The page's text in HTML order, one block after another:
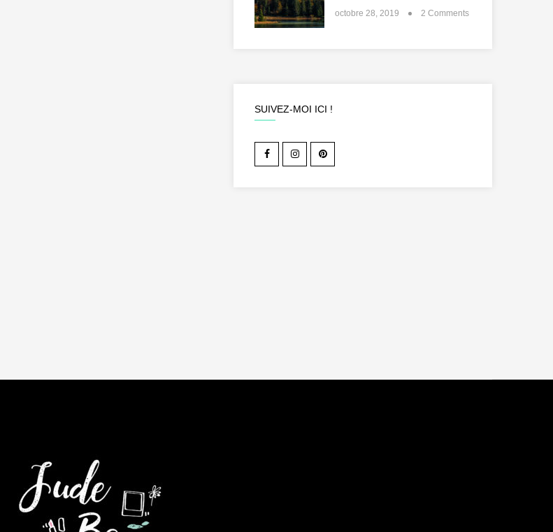
octobre 28, 2019 2 Comments
SUIVEZ-MOI ICI !